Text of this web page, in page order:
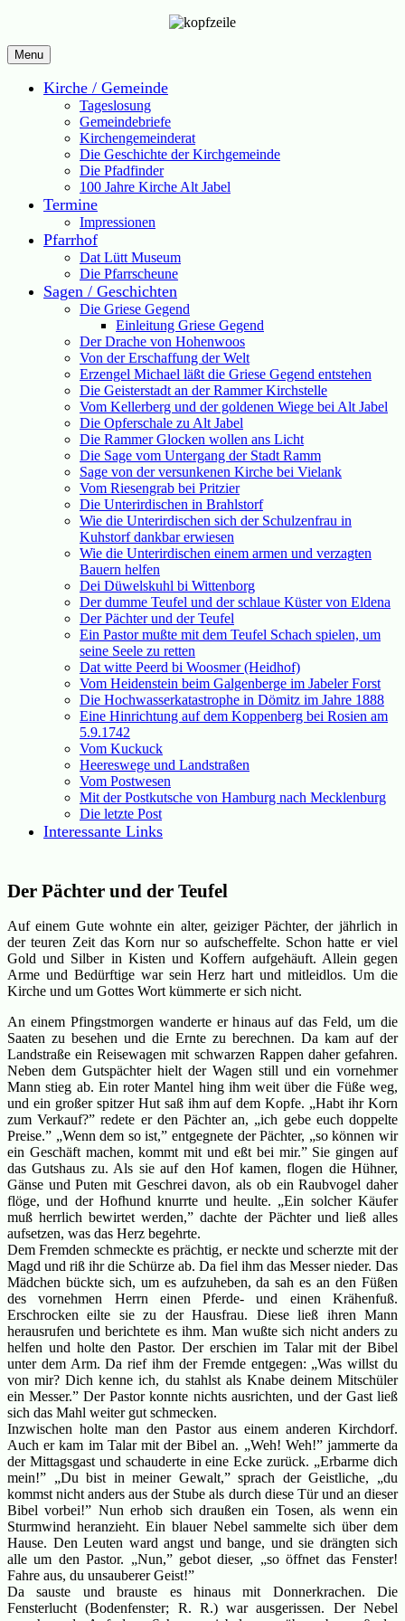
Menu
Kirche / Gemeinde
Tageslosung
Gemeindebriefe
Kirchengemeinderat
Die Geschichte der Kirchgemeinde
Die Pfadfinder
100 Jahre Kirche Alt Jabel
Termine
Impressionen
Pfarrhof
Dat Lütt Museum
Die Pfarrscheune
Sagen / Geschichten
Die Griese Gegend
Einleitung Griese Gegend
Der Drache von Hohenwoos
Von der Erschaffung der Welt
Erzengel Michael läßt die Griese Gegend entstehen
Die Geisterstadt an der Rammer Kirchstelle
Vom Kellerberg und der goldenen Wiege bei Alt Jabel
Die Opferschale zu Alt Jabel
Die Rammer Glocken wollen ans Licht
Die Sage vom Untergang der Stadt Ramm
Sage von der versunkenen Kirche bei Vielank
Vom Riesengrab bei Pritzier
Die Unterirdischen in Brahlstorf
Wie die Unterirdischen sich der Schulzenfrau in
Kuhstorf dankbar erwiesen
Wie die Unterirdischen einem armen und verzagten
Bauern helfen
Dei Düwelskuhl bi Wittenborg
Der dumme Teufel und der schlaue Küster von Eldena
Der Pächter und der Teufel
Ein Pastor mußte mit dem Teufel Schach spielen, um
seine Seele zu retten
Dat witte Peerd bi Woosmer (Heidhof)
Vom Heidenstein beim Galgenberge im Jabeler Forst
Die Hochwasserkatastrophe in Dömitz im Jahre 1888
Eine Hinrichtung auf dem Koppenberg bei Rosien am
5.9.1742
Vom Kuckuck
Heereswege und Landstraßen
Vom Postwesen
Mit der Postkutsche von Hamburg nach Mecklenburg
Die letzte Post
Interessante Links
Der Pächter und der Teufel
Auf einem Gute wohnte ein alter, geiziger Pächter, der jährlich in
der teuren Zeit das Korn nur so aufscheffelte. Schon hatte er viel
Gold und Silber in Kisten und Koffern aufgehäuft. Allein gegen
Arme und Bedürftige war sein Herz hart und mitleidlos. Um die
Kirche und um Gottes Wort kümmerte er sich nicht.
An einem Pfingstmorgen wanderte er hinaus auf das Feld, um die
Saaten zu besehen und die Ernte zu berechnen. Da kam auf der
Landstraße ein Reisewagen mit schwarzen Rappen daher gefahren.
Neben dem Gutspächter hielt der Wagen still und ein vornehmer
Mann stieg ab. Ein roter Mantel hing ihm weit über die Füße weg,
und ein großer spitzer Hut saß ihm auf dem Kopfe. „Habt ihr Korn
zum Verkauf?” redete er den Pächter an, „ich gebe euch doppelte
Preise.” „Wenn dem so ist,” entgegnete der Pächter, „so können wir
ein Geschäft machen, kommt mit und eßt bei mir.” Sie gingen auf
das Gutshaus zu. Als sie auf den Hof kamen, flogen die Hühner,
Gänse und Puten mit Geschrei davon, als ob ein Raubvogel daher
flöge, und der Hofhund knurrte und heulte. „Ein solcher Käufer
muß herrlich bewirtet werden,” dachte der Pächter und ließ alles
aufsetzen, was das Herz begehrte.
Dem Fremden schmeckte es prächtig, er neckte und scherzte mit der
Magd und riß ihr die Schürze ab. Da fiel ihm das Messer nieder. Das
Mädchen bückte sich, um es aufzuheben, da sah es an den Füßen
des vornehmen Herrn einen Pferde- und einen Krähenfuß.
Erschrocken eilte sie zu der Hausfrau. Diese ließ ihren Mann
herausrufen und berichtete es ihm. Man wußte sich nicht anders zu
helfen und holte den Pastor. Der erschien im Talar mit der Bibel
unter dem Arm. Da rief ihm der Fremde entgegen: „Was willst du
von mir? Dich kenne ich, du stahlst als Knabe deinem Mitschüler
ein Messer.” Der Pastor konnte nichts ausrichten, und der Gast ließ
sich das Mahl weiter gut schmecken.
Inzwischen holte man den Pastor aus einem anderen Kirchdorf.
Auch er kam im Talar mit der Bibel an. „Weh! Weh!” jammerte da
der Mittagsgast und schauderte in eine Ecke zurück. „Erbarme dich
mein!” „Du bist in meiner Gewalt,” sprach der Geistliche, „du
kommst nicht anders aus der Stube als durch diese Tür und an dieser
Bibel vorbei!” Nun erhob sich draußen ein Tosen, als wenn ein
Sturmwind heranzieht. Ein blauer Nebel sammelte sich über dem
Hause. Den Leuten ward angst und bange, und sie drängten sich
alle um den Pastor. „Nun,” gebot dieser, „so öffnet das Fenster!
Fahre aus, du unsauberer Geist!”
Da sauste und brauste es hinaus mit Donnerkrachen. Die
Fensterlucht (Bodenfenster; R. R.) war ausgerissen. Der Nebel